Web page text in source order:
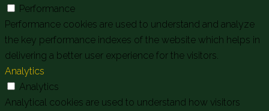
Performance
Performance cookies are used to understand and analyze
the key performance indexes of the website which helps in
delivering a better user experience for the visitors.
Analytics
Analytics
Analytical cookies are used to understand how visitors